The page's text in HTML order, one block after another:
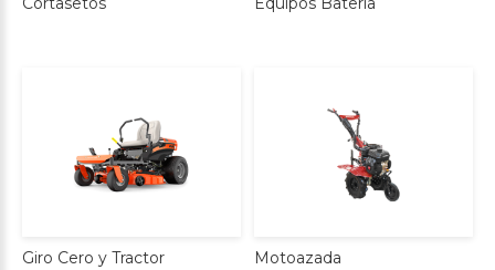
Giro Cero y Tractor Motoazada